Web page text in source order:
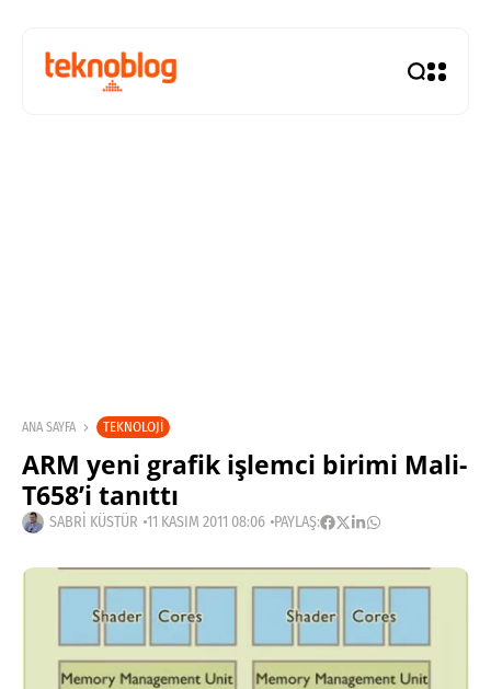
ANA SAYFA TEKNOLOJI
ARM yeni grafik işlemci birimi Mali-
T658’i tanıttı
SABRI KÜSTÜR 11 KASIM 2011 08:06 PAYLAŞ: